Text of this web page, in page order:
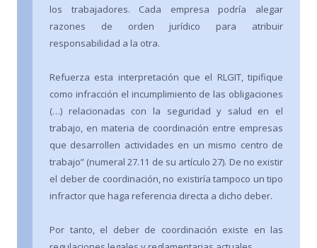
los trabajadores. Cada empresa podría alegar
razones de orden jurídico para atribuir
responsabilidad a la otra.
Refuerza esta interpretación que el RLGIT, tipifique
como infracción el incumplimiento de las obligaciones
(…) relacionadas con la seguridad y salud en el
trabajo, en materia de coordinación entre empresas
que desarrollen actividades en un mismo centro de
trabajo” (numeral 27.11 de su artículo 27). De no existir
el deber de coordinación, no existiría tampoco un tipo
infractor que haga referencia directa a dicho deber.
Por tanto, el deber de coordinación existe en las